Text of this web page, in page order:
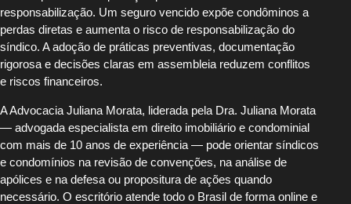
responsabilização. Um seguro vencido expõe condôminos a
perdas diretas e aumenta o risco de responsabilização do
síndico. A adoção de práticas preventivas, documentação
rigorosa e decisões claras em assembleia reduzem conflitos
e riscos financeiros.
A Advocacia Juliana Morata, liderada pela Dra. Juliana Morata
— advogada especialista em direito imobiliário e condominial
com mais de 10 anos de experiência — pode orientar síndicos
e condomínios na revisão de convenções, na análise de
apólices e na defesa ou propositura de ações quando
necessário. O escritório atende todo o Brasil de forma online e